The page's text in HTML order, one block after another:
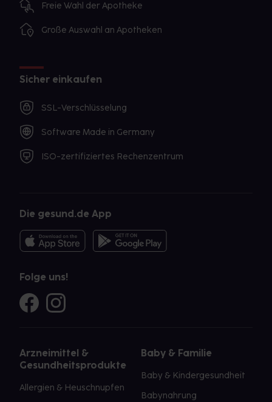
Freie Wahl der Apotheke
Große Auswahl an Apotheken
Sicher einkaufen
SSL-Verschlüsselung
Software Made in Germany
ISO-zertifiziertes Rechenzentrum
Die gesund.de App
Folge uns!
Arzneimittel &
Gesundheitsprodukte
Allergien & Heuschnupfen
Baby & Familie
Baby & Kindergesundheit
Babynahrung